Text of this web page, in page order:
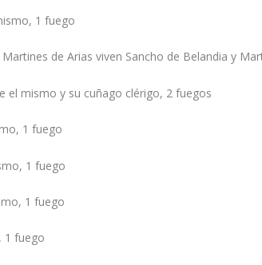
1 fuego
de Arias viven Sancho de Belandia y
el mismo y su cuñago clérigo, 2 fuegos
1 fuego
1 fuego
1 fuego
1 fuego